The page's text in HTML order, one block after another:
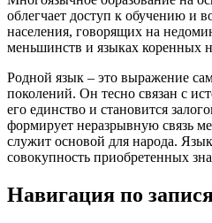
облегчает доступ к обучению и
населения, говорящих на
меньшинств и языках коренных
Родной язык – это выражение
поколений. Он тесно связан с
его единство и становится
формирует неразрывную связь
служит основой для народа.
совокупность приобретенных
Навигация по